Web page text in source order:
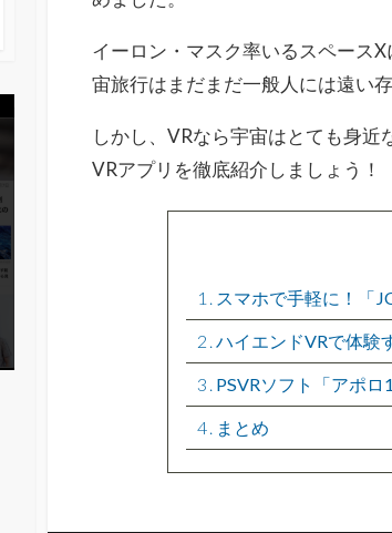
イーロン・マスク率いるスペース
宙旅行はまだまだ一般人には遠い存
しかし、VRなら宇宙はとても身
VRアプリを徹底紹介しましょう！
1 スマホで手軽に！「
2 ハイエンドVRで体験
3 PSVRソフト「アポ
4 まとめ